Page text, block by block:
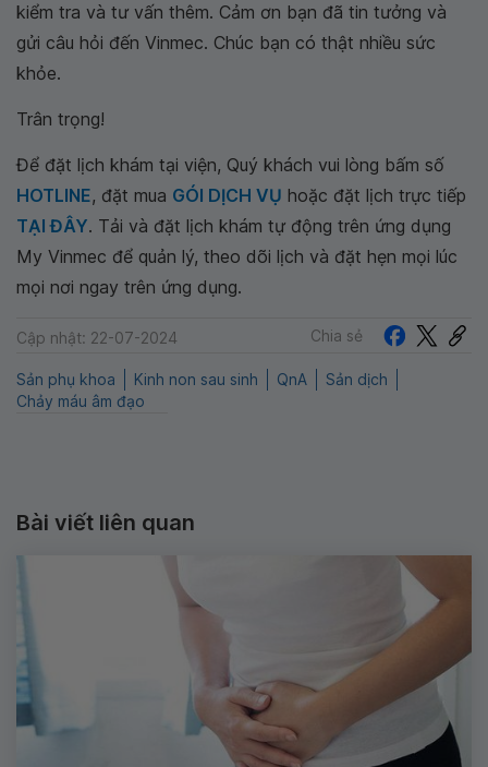
kiểm tra và tư vấn thêm. Cảm ơn bạn đã tin tưởng và
gửi câu hỏi đến Vinmec. Chúc bạn có thật nhiều sức
khỏe.
Trân trọng!
Để đặt lịch khám tại viện, Quý khách vui lòng bấm số
HOTLINE, đặt mua GÓI DỊCH VỤ hoặc đặt lịch trực tiếp
TẠI ĐÂY. Tải và đặt lịch khám tự động trên ứng dụng
My Vinmec để quản lý, theo dõi lịch và đặt hẹn mọi lúc
mọi nơi ngay trên ứng dụng.
Cập nhật: 22-07-2024 Chia sẻ
Sản phụ khoa Kinh non sau sinh QnA
Sản dịch
Chảy máu âm đạo
Bài viết liên quan